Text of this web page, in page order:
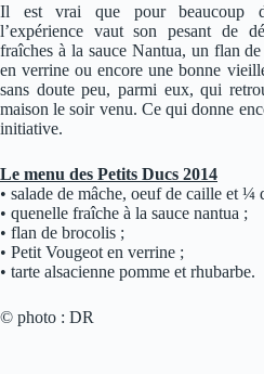
Il est vrai que pour beaucoup
l’expérience vaut son pesant de
fraîches à la sauce Nantua, un flan
en verrine ou encore une bonne
sans doute peu, parmi eux, qui
maison le soir venu. Ce qui donne
initiative.
Le menu des Petits Ducs 2014
• salade de mâche, oeuf de caille et ¼
• quenelle fraîche à la sauce nantua ;
• flan de brocolis ;
• Petit Vougeot en verrine ;
• tarte alsacienne pomme et rhubarbe.
© photo : DR